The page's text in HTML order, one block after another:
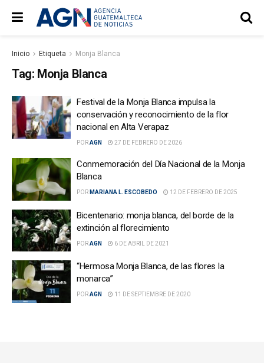
Inicio Etiqueta Monja Blanca
Tag: Monja Blanca
Festival de la Monja Blanca impulsa la
conservación y reconocimiento de la flor
nacional en Alta Verapaz
PORAGN 27 DE FEBRERO DE 2026
Conmemoración del Día Nacional de la Monja
Blanca
POR MARIANA L. ESCOBEDO 12 DE FEBRERO DE 2025
Bicentenario: monja blanca, del borde de la
extinción al florecimiento
PORAGN 6 DE ABRIL DE 2021
“Hermosa Monja Blanca, de las flores la
monarca”
PORAGN 11 DE SEPTIEMBRE DE 2020